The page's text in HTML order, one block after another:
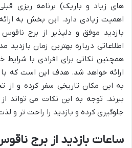
های زیاد و باریک) برنامه ریزی
اهمیت زیادی دارد. این بخش به
بازدید موفق و دلپذیر از برج
اطلاعاتی درباره بهترین زمان بازدید
همچنین نکاتی برای افرادی با
ارائه خواهد شد. هدف این است که
به این مکان تاریخی سفر کرده و از
ببرند. توجه به این نکات می تواند
جلوگیری کرده و بازدید را راحت تر و
ساعات بازدید از برج